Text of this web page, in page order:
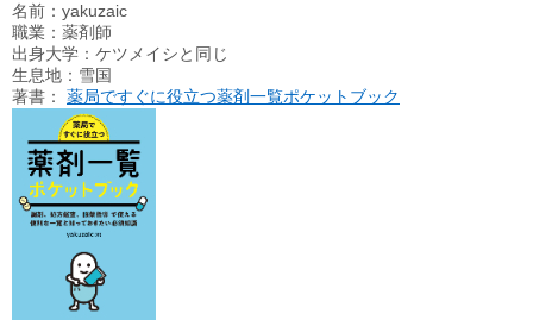
名前：yakuzaic
職業：薬剤師
出身大学：ケツメイシと同じ
生息地：雪国
著書： 薬局ですぐに役立つ薬剤一覧ポケットブック